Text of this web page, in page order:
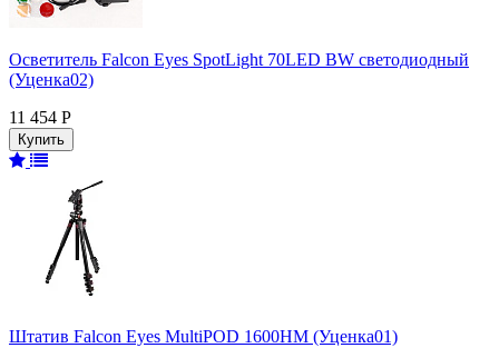
Осветитель Falcon Eyes SpotLight 70LED BW светодиодный
(Уценка02)
11 454 Р
Штатив Falcon Eyes MultiPOD 1600HM (Уценка01)